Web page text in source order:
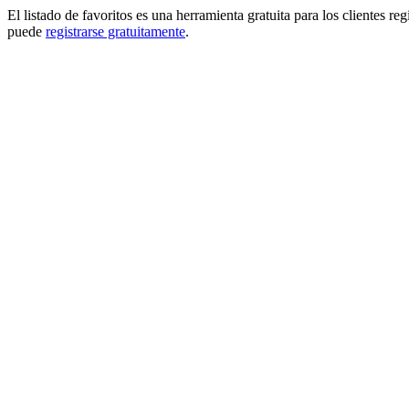
El listado de favoritos es una herramienta gratuita para los clientes
puede registrarse gratuitamente.